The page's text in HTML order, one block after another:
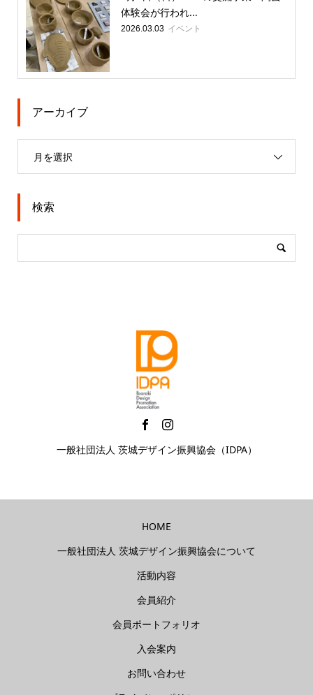
体験会が行われ...
2026.03.03 イベント
アーカイブ
月を選択
検索
一般社団法人 茨城デザイン振興協会（IDPA）
HOME
一般社団法人 茨城デザイン振興協会について
活動内容
会員紹介
会員ポートフォリオ
入会案内
お問い合わせ